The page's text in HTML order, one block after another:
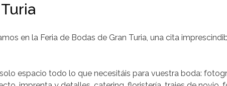
en la Feria de Bodas de Gran Turia, una cita
espacio todo lo que necesitáis para vuestra boda: